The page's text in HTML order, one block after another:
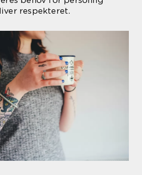
respekteret.